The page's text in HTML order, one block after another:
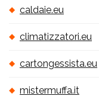
caldaie.eu
climatizzatori.eu
cartongessista.eu
mistermuffa.it